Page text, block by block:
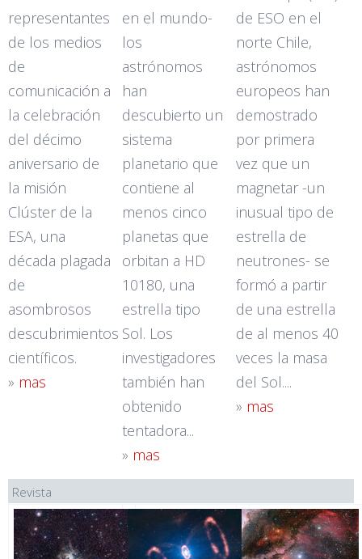
representantes
de los medios
de
comunicación a
la celebración
del décimo
aniversario de
la misión
Clúster de la
ESA, una
década plagada
de
asombrosos
descubrimientos
científicos.
» mas
en el mundo-
los
astrónomos
han
descubierto un
sistema
planetario que
contiene al
menos cinco
planetas que
orbitan a HD
10180, una
estrella tipo
Sol. Los
investigadores
también han
obtenido
tentadora...
» mas
de ESO en el
norte Chile,
astrónomos
europeos han
demostrado
por primera
vez que un
magnetar -un
inusual tipo de
estrella de
neutrones- se
formó a partir
de una estrella
de al menos 40
veces la masa
del Sol....
» mas
Revista